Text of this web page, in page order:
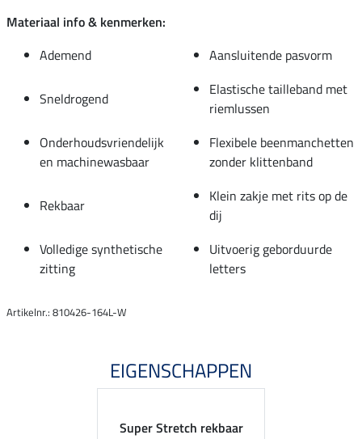
Materiaal info & kenmerken:
Ademend
Aansluitende pasvorm
Sneldrogend
Elastische tailleband met
riemlussen
Onderhoudsvriendelijk
en machinewasbaar
Flexibele beenmanchetten
zonder klittenband
Rekbaar
Klein zakje met rits op de
dij
Volledige synthetische
zitting
Uitvoerig geborduurde
letters
Artikelnr.: 810426-164L-W
EIGENSCHAPPEN
Super Stretch rekbaar